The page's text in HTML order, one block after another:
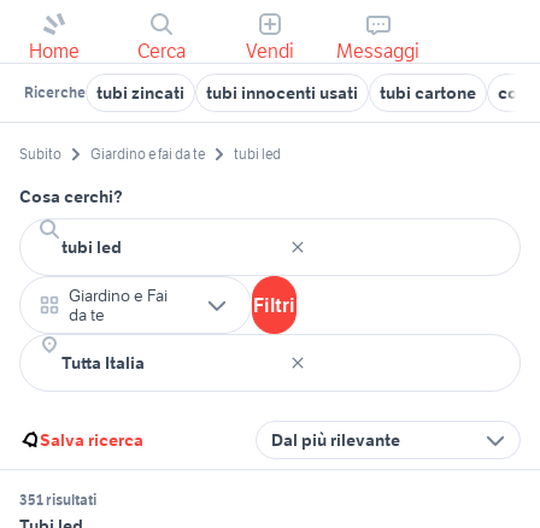
Home Cerca Vendi Messaggi
Ricerche tubi zincati tubi innocenti usati tubi cartone
Subito Giardino e fai da te tubi led
Cosa cerchi?
Giardino e Fai
da te
Filtri
Salva ricerca Dal più rilevante
351 risultati